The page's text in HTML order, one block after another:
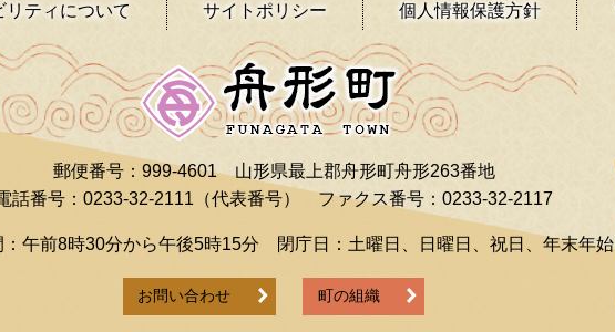
リティ について サイトポリシー 個人情報保護方針
郵便番号：999-4601 山形県最上郡舟形町舟形263番地
話番号：0233-32-2111（代表番号） ファクス番号：0233-32-2117
：午前8時30分から午後5時15分 閉庁日：土曜日、日曜日、祝日、年末年始
お問い合わせ 町の組織